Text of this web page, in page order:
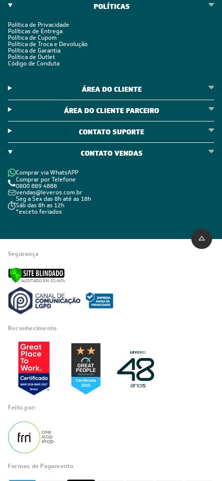
POLÍTICAS
Política de Privacidade
Políticas de Entrega
Política de Cupom
Política de Troca e Devolução
Política de Garantia
Política de Outlet
Código de Conduta
ÁREA DO CLIENTE
ÁREA DO CLIENTE PARCEIRO
CONTATO SUPORTE
CONTATO VENDAS
Comprar via WhatsAPP
Comprar por Telefone
0800 889 4888
vendas@leveros.com.br
Seg a Sex das 8h até as 18h
Sáb das 8h as 12h
*exceto feriados
Segurança
Reconhecimento
Feito por:
Formas de Pagamento